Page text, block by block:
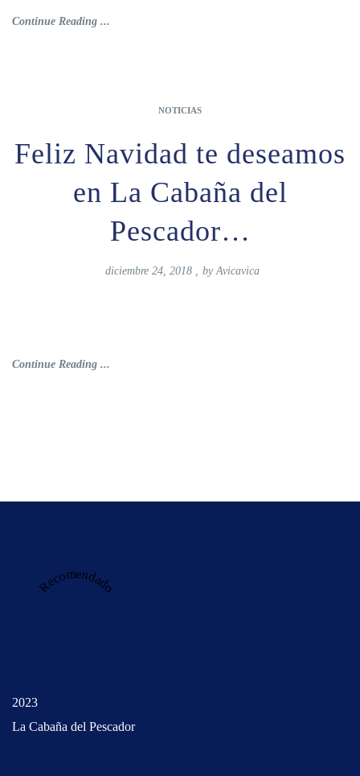
Continue Reading ...
NOTICIAS
Feliz Navidad te deseamos
en La Cabaña del
Pescador…
diciembre 24, 2018 , by Avicavica
Continue Reading ...
Recomendado
2023
La Cabaña del Pescador